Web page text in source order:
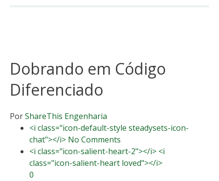
Dobrando em Código
Diferenciado
PorShareThis Engenharia
<i class="icon-default-style steadysets-icon-
chat"></i> No Comments
<i class="icon-salient-heart-2"></i> <i
class="icon-salient-heart loved"></i>
0